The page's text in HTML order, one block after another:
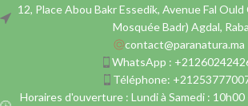
12, Place Abou Bakr Essedik, Avenue Fal
Mosquée Badr) Agdal,
contact@paranatura.ma
WhatsApp :
Téléphone:
Horaires d'ouverture : Lundi à Samedi :